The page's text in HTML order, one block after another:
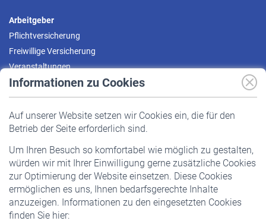
Informationen zu Cookies
Auf unserer Website setzen wir Cookies ein, die für den
Betrieb der Seite erforderlich sind.
Um Ihren Besuch so komfortabel wie möglich zu gestalten,
würden wir mit Ihrer Einwilligung gerne zusätzliche Cookies
zur Optimierung der Website einsetzen. Diese Cookies
ermöglichen es uns, Ihnen bedarfsgerechte Inhalte
anzuzeigen. Informationen zu den eingesetzten Cookies
finden Sie hier:
Arbeitgeber
Pflichtversicherung
Freiwillige Versicherung
Veranstaltungen
Pflichtversicherung
Staatliche Förderung
Veranstaltungen
Rentner
Rentenbeginn